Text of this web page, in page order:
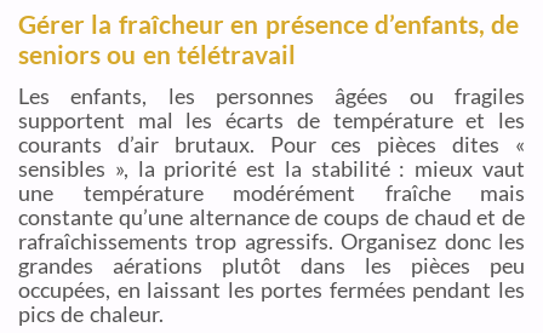
Gérer la fraîcheur en présence d’enfants, de
seniors ou en télétravail
Les enfants, les personnes âgées ou fragiles
supportent mal les écarts de température et les
courants d’air brutaux. Pour ces pièces dites «
sensibles », la priorité est la stabilité : mieux vaut
une température modérément fraîche mais
constante qu’une alternance de coups de chaud et de
rafraîchissements trop agressifs. Organisez donc les
grandes aérations plutôt dans les pièces peu
occupées, en laissant les portes fermées pendant les
pics de chaleur.